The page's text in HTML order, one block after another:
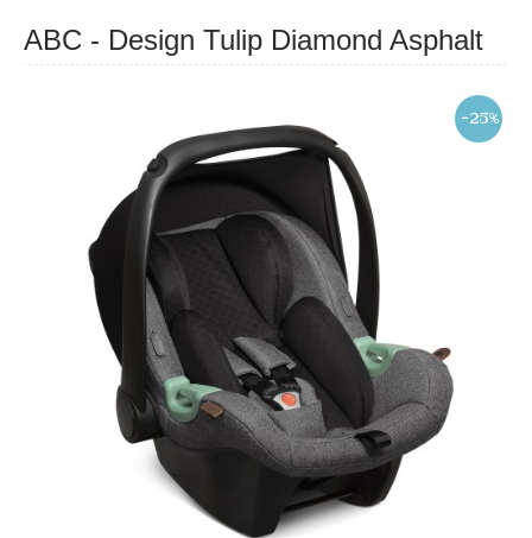
ABC - Design Tulip Diamond Asphalt
-25%